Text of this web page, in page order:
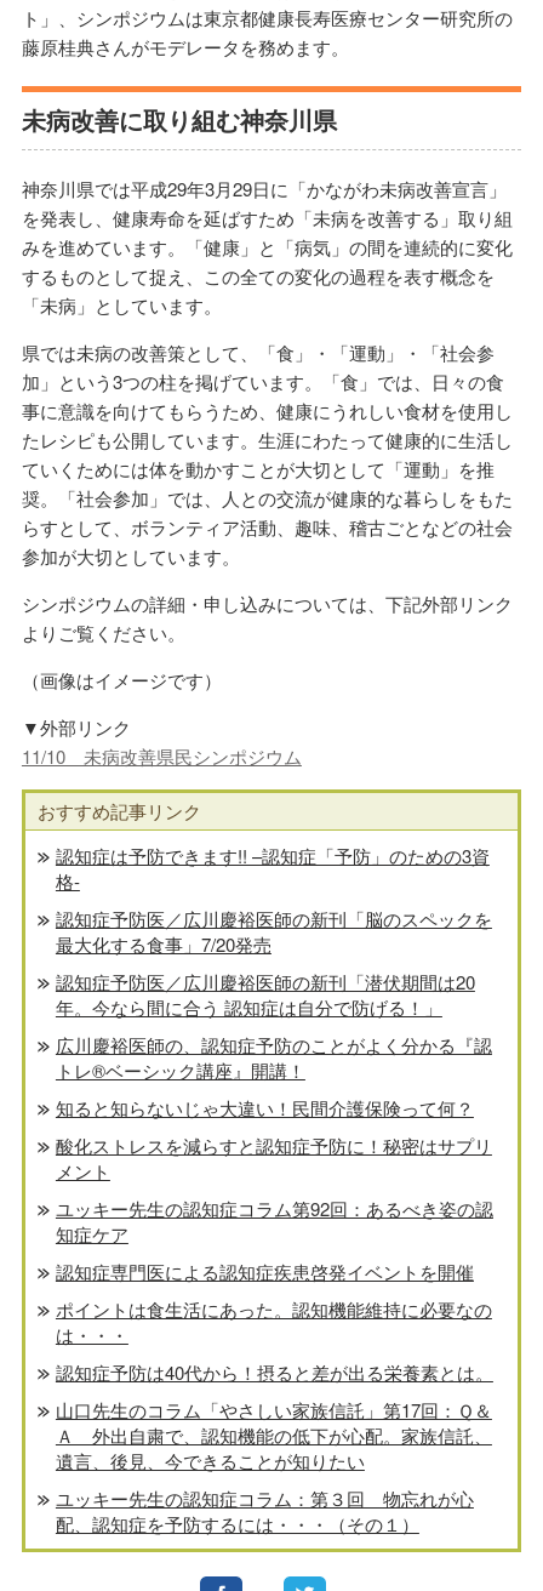
ト」、シンポジウムは東京都健康長寿医療センター研究所の
藤原桂典さんがモデレータを務めます。
未病改善に取り組む神奈川県
神奈川県では平成29年3月29日に「かながわ未病改善宣言」
を発表し、健康寿命を延ばすため「未病を改善する」取り組
みを進めています。「健康」と「病気」の間を連続的に変化
するものとして捉え、この全ての変化の過程を表す概念を
「未病」としています。
県では未病の改善策として、「食」・「運動」・「社会参
加」という3つの柱を掲げています。「食」では、日々の食
事に意識を向けてもらうため、健康にうれしい食材を使用し
たレシピも公開しています。生涯にわたって健康的に生活し
ていくためには体を動かすことが大切として「運動」を推
奨。「社会参加」では、人との交流が健康的な暮らしをもた
らすとして、ボランティア活動、趣味、稽古ごとなどの社会
参加が大切としています。
シンポジウムの詳細・申し込みについては、下記外部リンク
よりご覧ください。
（画像はイメージです）
▼外部リンク
11/10 未病改善県民シンポジウム
おすすめ記事リンク
認知症は予防できます!! –認知症「予防」のための3資
格-
認知症予防医／広川慶裕医師の新刊「脳のスペックを
最大化する食事」7/20発売
認知症予防医／広川慶裕医師の新刊「潜伏期間は20
年。今なら間に合う 認知症は自分で防げる！」
広川慶裕医師の、認知症予防のことがよく分かる『認
トレ®️ベーシック講座』開講！
知ると知らないじゃ大違い！民間介護保険って何？
酸化ストレスを減らすと認知症予防に！秘密はサプリ
メント
ユッキー先生の認知症コラム第92回：あるべき姿の認
知症ケア
認知症専門医による認知症疾患啓発イベントを開催
ポイントは食生活にあった。認知機能維持に必要なの
は・・・
認知症予防は40代から！摂ると差が出る栄養素とは。
山口先生のコラム「やさしい家族信託」第17回：Ｑ＆
Ａ 外出自粛で、認知機能の低下が心配。家族信託、
遺言、後見、今できることが知りたい
ユッキー先生の認知症コラム：第３回 物忘れが心
配、認知症を予防するには・・・（その１）